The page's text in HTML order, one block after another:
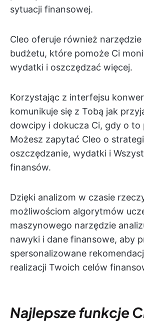
sytuacji finansowej.
Cleo oferuje również
budżetu, które pomoże Ci
wydatki i oszczędzać więcej.
Korzystając z interfejsu
komunikuje się z Tobą jak
dowcipy i dokucza Ci, gdy o to
Możesz zapytać Cleo o
oszczędzanie, wydatki i
finansów.
Dzięki analizom w czasie
możliwościom algorytmów
maszynowego narzędzie
nawyki i dane finansowe, aby
spersonalizowane
realizacji Twoich celów
Najlepsze funkcje